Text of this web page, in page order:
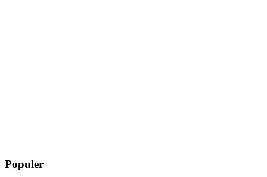
Populer